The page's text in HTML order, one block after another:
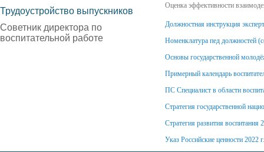
Оценка эффективности
Должностная инструкция
Номенклатура пед должностей
Основы государственной
Примерный календарь
ПС Специалист в области
Стратегия государственной
Стратегия развития воспитания
Указ Российские ценности 2022 г.
Трудоустройство выпускников
Советник директора по
воспитательной работе